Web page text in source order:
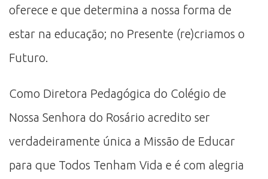
oferece e que determina a nossa forma de
estar na educação; no Presente (re)criamos o
Futuro.
Como Diretora Pedagógica do Colégio de
Nossa Senhora do Rosário acredito ser
verdadeiramente única a Missão de Educar
para que Todos Tenham Vida e é com alegria